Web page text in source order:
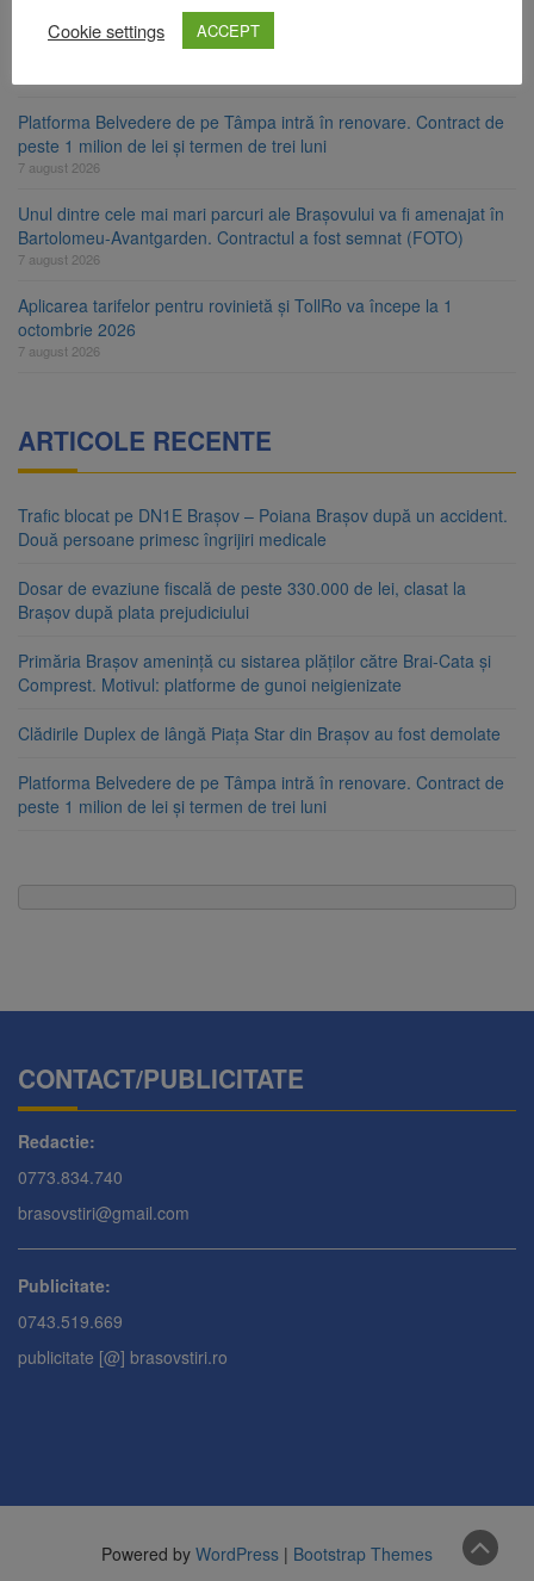
Clădirile Duplex de lângă Piața Star din Brașov au fost demolate
Platforma Belvedere de pe Tâmpa intră în renovare. Contract de
peste 1 milion de lei și termen de trei luni
7 august 2026
Unul dintre cele mai mari parcuri ale Brașovului va fi amenajat în
Bartolomeu-Avantgarden. Contractul a fost semnat (FOTO)
7 august 2026
Aplicarea tarifelor pentru rovinietă și TollRo va începe la 1
octombrie 2026
7 august 2026
ARTICOLE RECENTE
Trafic blocat pe DN1E Brașov – Poiana Brașov după un accident.
Două persoane primesc îngrijiri medicale
Dosar de evaziune fiscală de peste 330.000 de lei, clasat la
Brașov după plata prejudiciului
Primăria Brașov amenință cu sistarea plăților către Brai-Cata și
Comprest. Motivul: platforme de gunoi neigienizate
Clădirile Duplex de lângă Piața Star din Brașov au fost demolate
Platforma Belvedere de pe Tâmpa intră în renovare. Contract de
peste 1 milion de lei și termen de trei luni
CONTACT/PUBLICITATE
Redactie:
0773.834.740
brasovstiri@gmail.com
Publicitate:
0743.519.669
publicitate [@] brasovstiri.ro
Powered by WordPress | Bootstrap Themes
Cookie settings
ACCEPT